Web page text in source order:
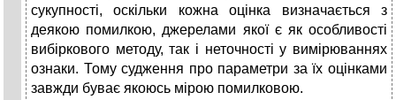
сукупності, оскільки кожна оцінка визначається з
деякою помилкою, джерелами якої є як особливості
вибіркового методу, так і неточності у вимірюваннях
ознаки. Тому судження про параметри за їх оцінками
завжди буває якоюсь мірою помилковою.